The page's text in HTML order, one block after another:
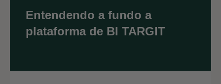
Entendendo a fundo a
plataforma de BI TARGIT